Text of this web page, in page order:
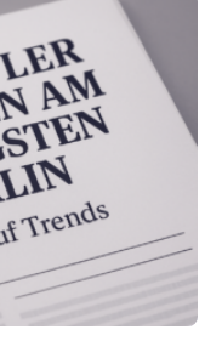
e.V.
auf den
Ein
der Befragten ist
Jahren eine
nur ein Drittel hat